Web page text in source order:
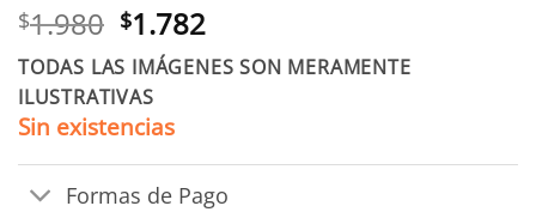
$1.980 El
precio
original
era:
$1.980.
$1.782El
precio
actual
TODAS LAS IMÁGENES SON MERAMENTE
ILUSTRATIVAS
Sin existencias
Formas de Pago